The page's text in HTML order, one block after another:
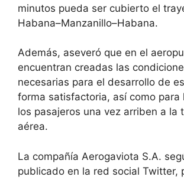
minutos pueda ser cubierto el
Habana–Manzanillo–Habana.
Además, aseveró que en el
encuentran creadas las
necesarias para el desarrollo de
forma satisfactoria, así como para
los pasajeros una vez arriben a la
aérea.
La compañía Aerogaviota S.A.
publicado en la red social Twitter,